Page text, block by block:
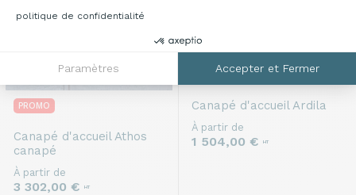
politique de confidentialité
Paramètres Accepter et Fermer
PROMO
Canapé d'accueilAthos
canapé
À partir de
3 302,00 € HT
Canapé d'accueilArdila
À partir de
1 504,00 € HT